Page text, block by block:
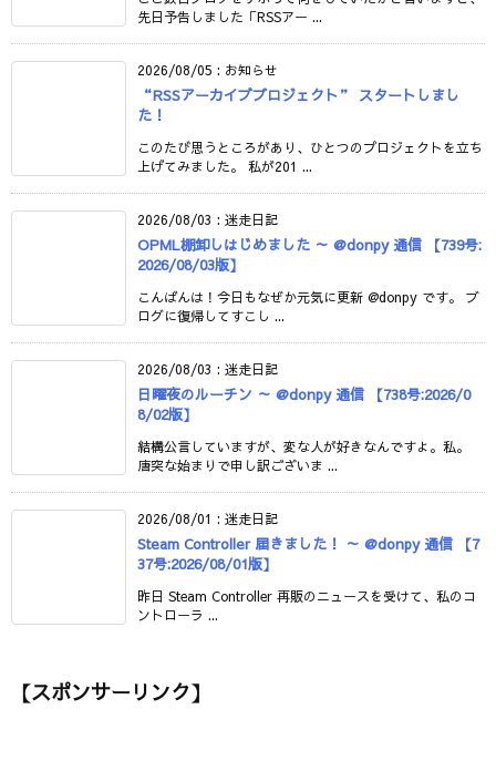
先日予告しました「RSSアー ...
2026/08/05 : お知らせ
“RSSアーカイブプロジェクト” スタートしまし
た！
このたび思うところがあり、ひとつのプロジェクトを立ち
上げてみました。 私が201 ...
2026/08/03 : 迷走日記
OPML棚卸しはじめました ～ @donpy 通信 【739号:
2026/08/03版】
こんばんは！今日もなぜか元気に更新 @donpy です。 ブ
ログに復帰してすこし ...
2026/08/03 : 迷走日記
日曜夜のルーチン ～ @donpy 通信 【738号:2026/0
8/02版】
結構公言していますが、変な人が好きなんですよ。私。
唐突な始まりで申し訳ございま ...
2026/08/01 : 迷走日記
Steam Controller 届きました！ ～ @donpy 通信 【7
37号:2026/08/01版】
昨日 Steam Controller 再販のニュースを受けて、私のコ
ントローラ ...
【スポンサーリンク】